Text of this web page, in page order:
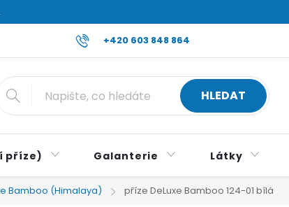
+420 603 848 864
Reklamace a vrácení zboží Všeobecné
HLEDAT
příze) Galanterie Látky
Bamboo (Himalaya) příze DeLuxe Bamboo 124-01 bílá